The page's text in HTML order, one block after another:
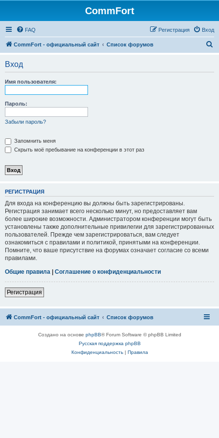
CommFort
FAQ Вход
Регистрация
CommFort - официальный сайт Список форумов
Вход
Имя пользователя:
Пароль:
Забыли пароль?
Запомнить меня
Скрыть моё пребывание на конференции в этот раз
РЕГИСТРАЦИЯ
Для входа на конференцию вы должны быть зарегистрированы.
Регистрация занимает всего несколько минут, но предоставляет вам
более широкие возможности. Администратором конференции могут быть
установлены также дополнительные привилегии для зарегистрированных
пользователей. Прежде чем зарегистрироваться, вам следует
ознакомиться с правилами и политикой, принятыми на конференции.
Помните, что ваше присутствие на форумах означает согласие со всеми
правилами.
Общие правила | Соглашение о конфиденциальности
Регистрация
CommFort - официальный сайт Список форумов
Создано на основе phpBB® Forum Software © phpBB Limited
Русская поддержка phpBB
Конфиденциальность| Правила